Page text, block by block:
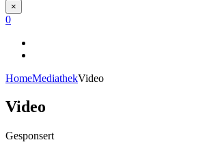
×
0
HomeMediathekVideo
Video
Gesponsert